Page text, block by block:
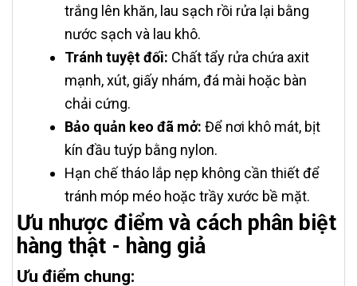
trắng lên khăn, lau sạch rồi rửa lại bằng
nước sạch và lau khô.
Tránh tuyệt đối: Chất tẩy rửa chứa axit
mạnh, xút, giấy nhám, đá mài hoặc bàn
chải cứng.
Bảo quản keo đã mở: Để nơi khô mát, bịt
kín đầu tuýp bằng nylon.
Hạn chế tháo lắp nẹp không cần thiết để
tránh móp méo hoặc trầy xước bề mặt.
Ưu nhược điểm và cách phân biệt
hàng thật - hàng giả
Ưu điểm chung: